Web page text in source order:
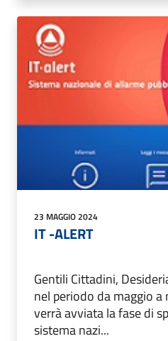
23 MAGGIO 2024
IT -ALERT
Gentili Cittadini,
nel periodo da maggio
verrà avviata la fase di
sistema nazi...